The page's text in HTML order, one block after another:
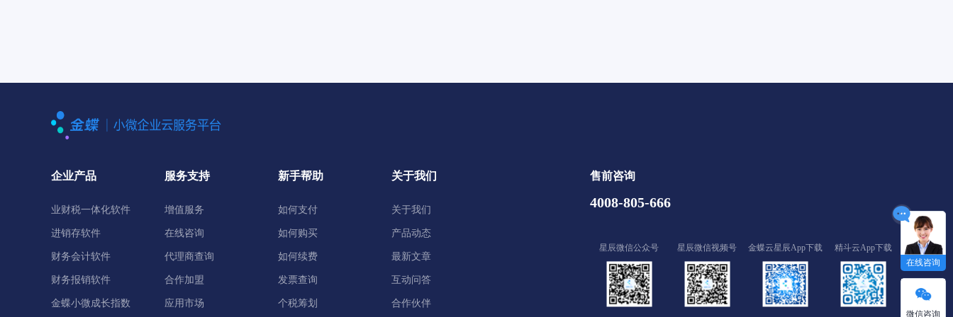
在线咨询
微信咨询
企业产品
业财税一体化软件
进销存软件
财务会计软件
财务报销软件
金蝶小微成长指数
服务支持
增值服务
在线咨询
代理商查询
合作加盟
应用市场
新手帮助
如何支付
如何购买
如何续费
发票查询
个税筹划
关于我们
关于我们
产品动态
最新文章
互动问答
合作伙伴
售前咨询
4008-805-666
星辰微信公众号 星辰微信视频号 金蝶云星辰App下载 精斗云App下载